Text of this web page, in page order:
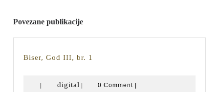
Povezane publikacije
Biser, God III, br. 1
br.
digital digital0 Comment